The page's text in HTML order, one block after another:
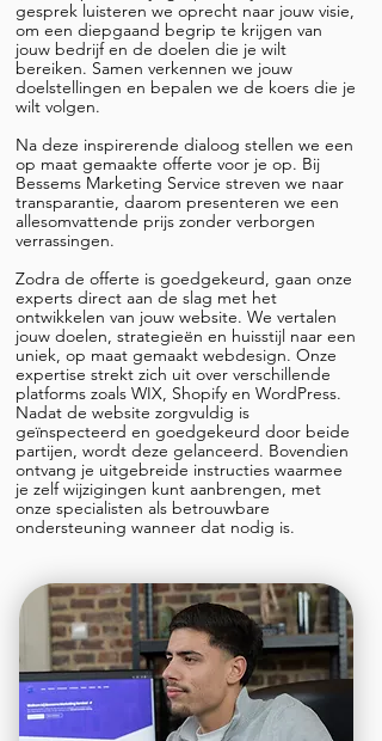
gesprek luisteren we oprecht naar jouw visie,
om een diepgaand begrip te krijgen van
jouw bedrijf en de doelen die je wilt
bereiken. Samen verkennen we jouw
doelstellingen en bepalen we de koers die je
wilt volgen.
Na deze inspirerende dialoog stellen we een
op maat gemaakte offerte voor je op. Bij
Bessems Marketing Service streven we naar
transparantie, daarom presenteren we een
allesomvattende prijs zonder verborgen
verrassingen.
Zodra de offerte is goedgekeurd, gaan onze
experts direct aan de slag met het
ontwikkelen van jouw website. We vertalen
jouw doelen, strategieën en huisstijl naar een
uniek, op maat gemaakt webdesign. Onze
expertise strekt zich uit over verschillende
platforms zoals WIX, Shopify en WordPress.
Nadat de website zorgvuldig is
geïnspecteerd en goedgekeurd door beide
partijen, wordt deze gelanceerd. Bovendien
ontvang je uitgebreide instructies waarmee
je zelf wijzigingen kunt aanbrengen, met
onze specialisten als betrouwbare
ondersteuning wanneer dat nodig is.